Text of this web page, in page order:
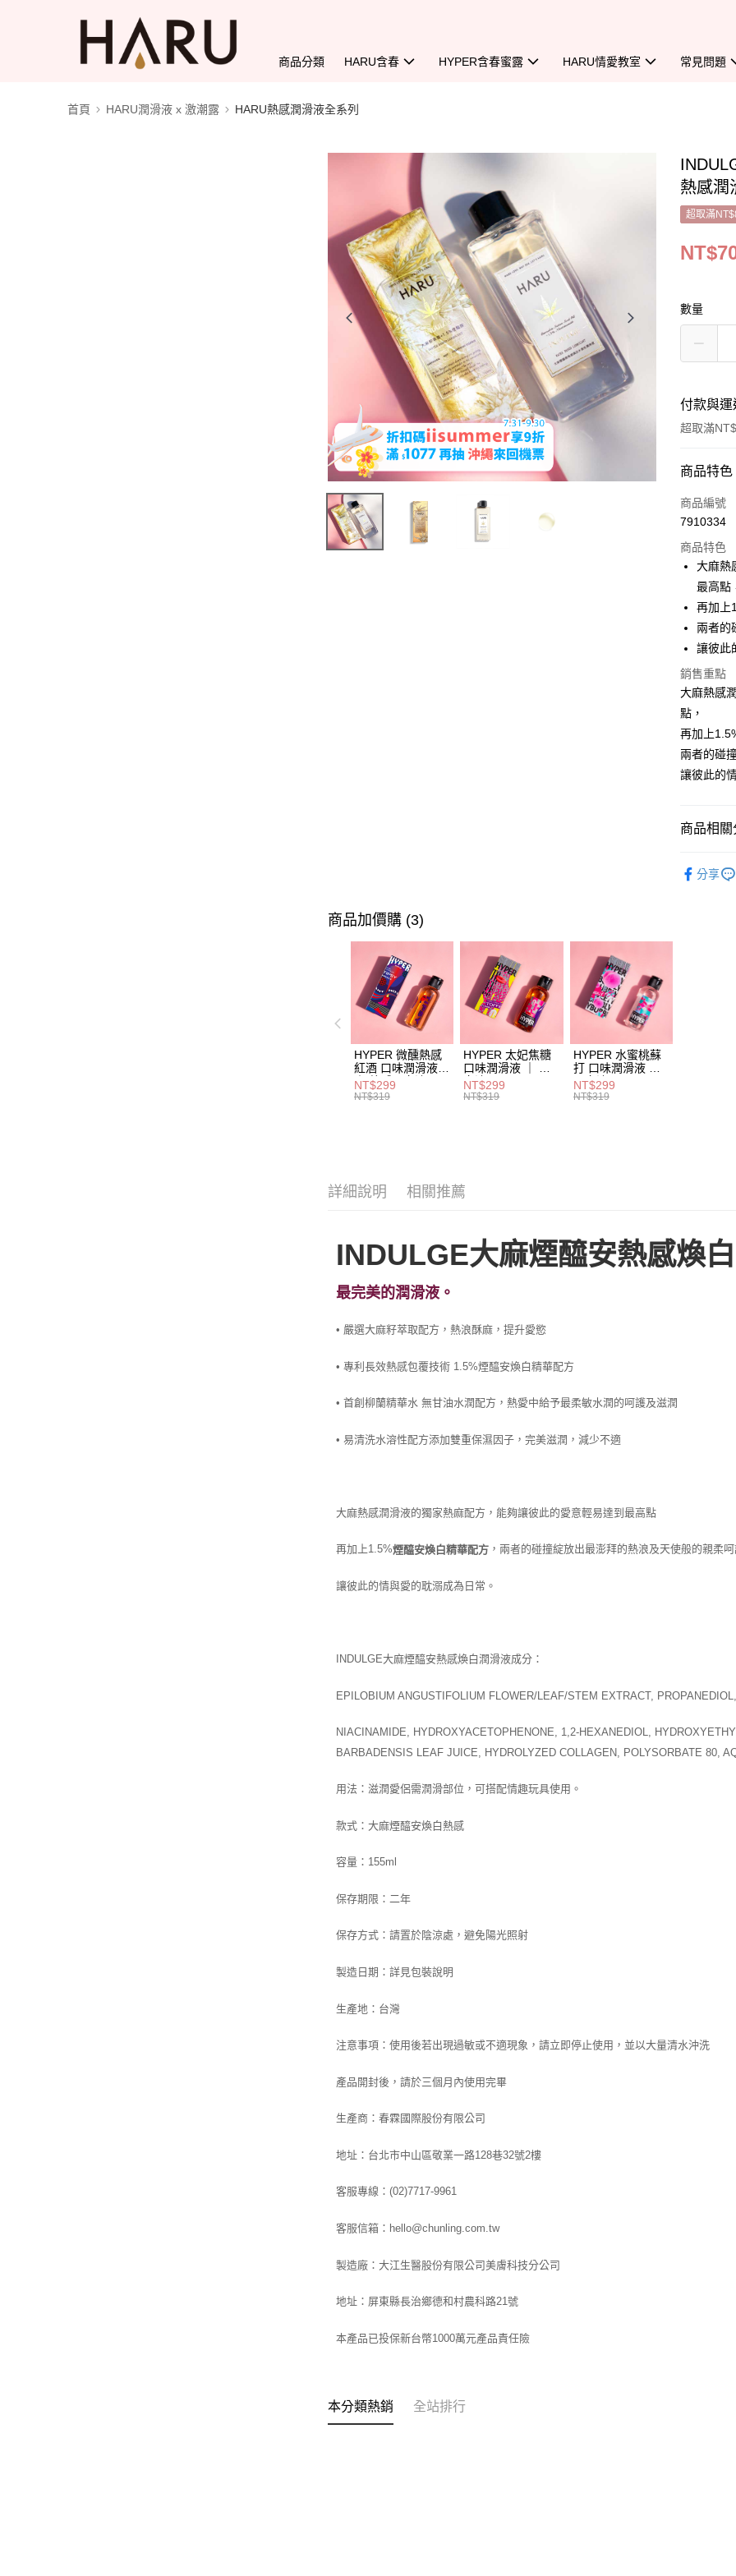
商品分類 HARU含春 HYPER含春蜜露 HARU情愛教室 常見問題
首頁 HARU潤滑液 x 激潮露 HARU熱感潤滑液全系列
熱感潤
超取滿
數量
付款與
超取滿
付款方式
信用卡一
LINE Pay
Apple Pay
街口支付
悠遊付
ATM付款
運送方式
全家取貨
7-11取貨
宅配
商品特色
商品編號
7910334
商品特色
大麻熱
最高點
再加上
兩者的
讓彼此
銷售重點
大麻熱感
點，
再加上
兩者的碰
讓彼此的
商品相關
分享
商品加價購 (3)
HYPER 微醺熱感
紅酒 口味潤滑液
｜ 熱感口交液
NT$299
NT$319
HYPER 太妃焦糖
口味潤滑液 ｜ 口
交液 – Let's
HARU.
NT$299
NT$319
HYPER 水蜜桃蘇
打 口味潤滑液 ｜
口交液 – Let's
HARU.
NT$299
NT$319
詳細說明 相關推薦
INDULGE大麻煙醯安熱感煥
最完美的潤滑液。
• 嚴選大麻籽萃取配方，熱浪酥麻，提升愛慾
•專利長效熱感包覆技術 1.5%煙醯安煥白精華配方
•首創柳蘭精華水 無甘油水潤配方，熱愛中給予最柔敏水潤的呵護及滋潤
•易清洗水溶性配方添加雙重保濕因子，完美滋潤，減少不適
大麻熱感潤滑液的獨家熱麻配方，能夠讓彼此的愛意輕易達到最高點
再加上1.5%煙醯安煥白精華配方 ，兩者的碰撞綻放出最澎拜的熱浪及天使般的親柔
讓彼此的情與愛的耽溺成為日常。
INDULGE大麻煙醯安熱感煥白潤滑液成分：
EPILOBIUM ANGUSTIFOLIUM FLOWER/LEAF/STEM EXTRACT,
NIACINAMIDE, HYDROXYACETOPHENONE, 1,2-HEXANEDIOL,
BARBADENSIS LEAF JUICE, HYDROLYZED COLLAGEN, POLYSORBATE 80,
用法：滋潤愛侶需潤滑部位，可搭配情趣玩具使用。
款式：大麻煙醯安煥白熱感
容量：155ml
保存期限： 二年
保存方式：請置於陰涼處，避免陽光照射
製造日期：詳見包裝說明
生產地：台灣
注意事項：使用後若出現過敏或不適現象，請立即停止使用，並以大量清水沖洗
產品開封後，請於三個月內使用完畢
生產商：春霖國際股份有限公司
地址：台北市中山區敬業一路128巷32號2樓
客服專線：(02)7717-9961
客服信箱：hello@chunling.com.tw
製造廠：大江生醫股份有限公司美膚科技分公司
地址：屏東縣長治鄉德和村農科路21號
本產品已投保新台幣1000萬元產品責任險
本分類熱銷 全站排行